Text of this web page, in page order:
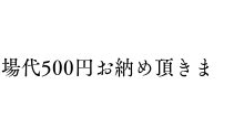
代500円お納め頂きま